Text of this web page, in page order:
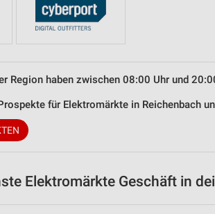
Region haben zwischen 08:00 Uhr und
für Elektromärkte in Reichenbach
Elektromärkte Geschäft in